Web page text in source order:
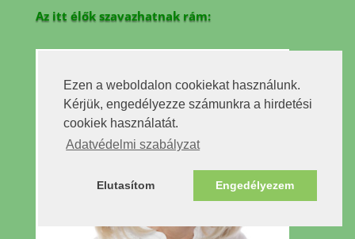
Ezen a weboldalon cookiekat használunk.
Kérjük, engedélyezze számunkra a hirdetési
cookiek használatát.
Adatvédelmi szabályzat
Elutasítom Engedélyezem
Az itt élők szavazhatnak rám: